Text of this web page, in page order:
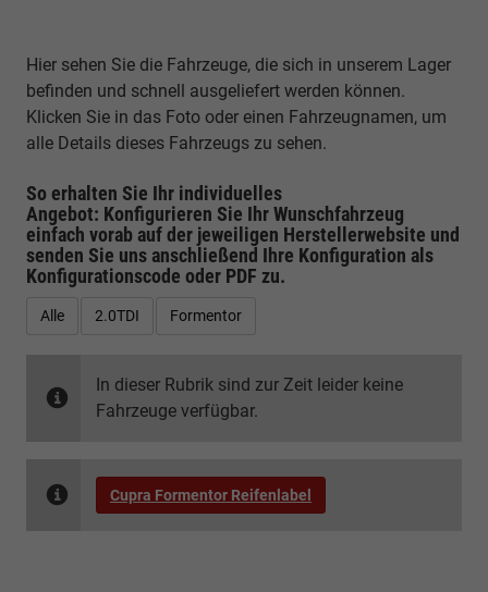
Hier sehen Sie die Fahrzeuge, die sich in unserem Lager
befinden und schnell ausgeliefert werden können.
Klicken Sie in das Foto oder einen Fahrzeugnamen, um
alle Details dieses Fahrzeugs zu sehen.
So erhalten Sie Ihr individuelles
Angebot: Konfigurieren Sie Ihr Wunschfahrzeug
einfach vorab auf der jeweiligen Herstellerwebsite und
senden Sie uns anschließend Ihre Konfiguration als
Konfigurationscode oder PDF zu.
Alle 2.0TDI Formentor
In dieser Rubrik sind zur Zeit leider keine
Fahrzeuge verfügbar.
Cupra Formentor Reifenlabel